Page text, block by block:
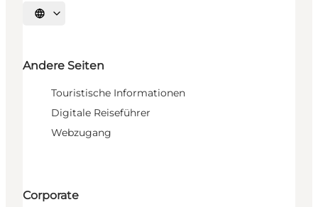
Sprache auswählen
Andere Seiten
Touristische Informationen
Digitale Reiseführer
Webzugang
Corporate